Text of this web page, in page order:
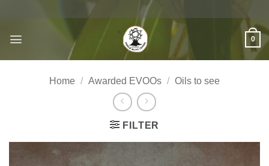
content
0
Home / Awarded EVOOs / Oils to see
FILTER